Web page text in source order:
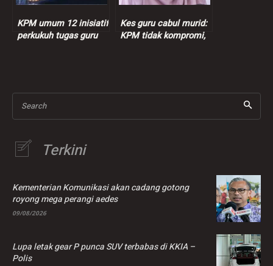
KPM umum 12 inisiatif
perkukuh tugas guru
Kes guru cabul murid:
KPM tidak kompromi,
Search
Terkini
Kementerian Komunikasi akan cadang gotong
royong mega perangi aedes
09/08/2026
Lupa letak gear P punca SUV terbabas di KKIA –
Polis